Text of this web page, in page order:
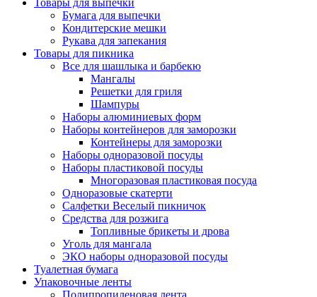
Товары для выпечки
Бумага для выпечки
Кондитерские мешки
Рукава для запекания
Товары для пикника
Все для шашлыка и барбекю
Мангалы
Решетки для гриля
Шампуры
Наборы алюминиевых форм
Наборы контейнеров для заморозки
Контейнеры для заморозки
Наборы одноразовой посуды
Наборы пластиковой посуды
Многоразовая пластиковая посуда
Одноразовые скатерти
Салфетки Веселый пикничок
Средства для розжига
Топливные брикеты и дрова
Уголь для мангала
ЭКО наборы одноразовой посуды
Туалетная бумага
Упаковочные ленты
Полипропиленовая лента